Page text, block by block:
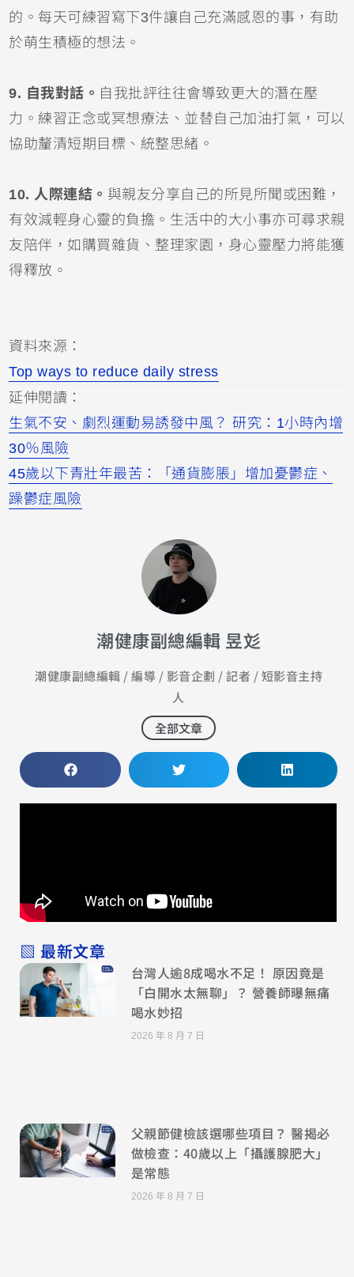
的。每天可練習寫下3件讓自己充滿感恩的事，有助
於萌生積極的想法。
9. 自我對話。 自我批評往往會導致更大的潛在壓
力。練習正念或冥想療法、並替自己加油打氣，可以
協助釐清短期目標、統整思緒。
10. 人際連結。 與親友分享自己的所見所聞或困難，
有效減輕身心靈的負擔。生活中的大小事亦可尋求親
友陪伴，如購買雜貨、整理家園，身心靈壓力將能獲
得釋放。
資料來源：
Top ways to reduce daily stress
延伸閱讀：
生氣不安、劇烈運動易誘發中風？ 研究：1小時內增
30％風險
45歲以下青壯年最苦：「通貨膨脹」增加憂鬱症、
躁鬱症風險
潮健康副總編輯 昱彣
潮健康副總編輯 / 編導 / 影音企劃 / 記者 / 短影音主持
人
全部文章
▧ 最新文章
台灣人逾8成喝水不足！ 原因竟是
「白開水太無聊」？ 營養師曝無痛
喝水妙招
2026 年 8 月 7 日
父親節健檢該選哪些項目？ 醫揭必
做檢查：40歲以上「攝護腺肥大」
是常態
2026 年 8 月 7 日